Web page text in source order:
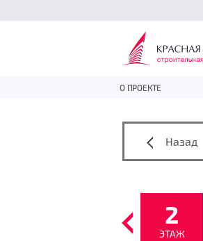
О ПРОЕКТЕ
Назад
2
ЭТАЖ